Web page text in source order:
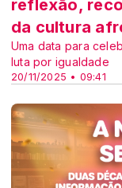
20/11/2025 • 09:41
reflexão,
da cultura
Uma data para
luta por igualdade